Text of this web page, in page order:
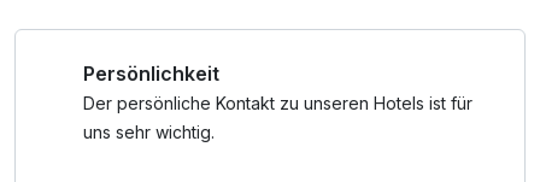
Entdecken Sie die grüne Seite von Braunschweig bei einer
Paddel-/Kanutour auf der Oker, besichtigen Sie den Dom
und den historischen Burgplatz und bummeln Sie
Persönlichkeit
Der persönliche Kontakt zu unseren Hotels ist für
uns sehr wichtig.